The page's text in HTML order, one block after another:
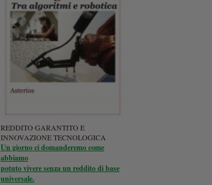
REDDITO GARANTITO E
INNOVAZIONE TECNOLOGICA
Un giorno ci domanderemo come
abbiamo
potuto vivere senza un reddito di base
universale.